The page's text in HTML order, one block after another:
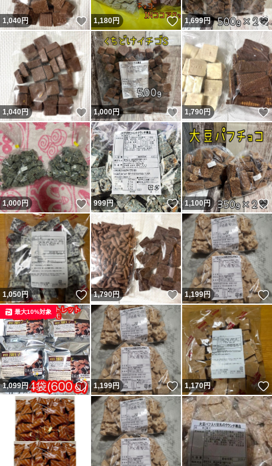
1,040円 いいね！
1,180円 いいね！
1,699円
1,040円 いいね！
1,000円 いいね！
1,790円
1,000円 いいね！
999円 いいね！
1,100円
1,050円 いいね！
1,790円 いいね！
1,199円
1,099円 いいね！
最大10%対象
1,199円 いいね！
1,170円